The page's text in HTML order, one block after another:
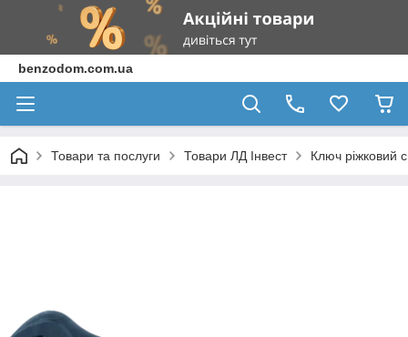
benzodom.com.ua
Товари та послуги Товари ЛД Інвест Ключ ріжковий